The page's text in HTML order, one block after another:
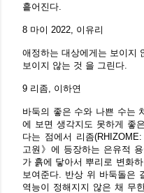
흩어진다.
8 마이 2022, 이유리
애정하는 대상에게는 보이지
보이지 않는 것 을 그린다.
9 리좀, 이하연
바둑의 좋은 수와 나쁜 수는
에 보면 생각지도 못하게 좋
다는 점에서 리좀
고원》에 등장하는 은유적
가 흙에 닿아서 뿌리로 변화
보여준다. 반상 위 바둑돌은
역능이 정해지지 않은 채 무